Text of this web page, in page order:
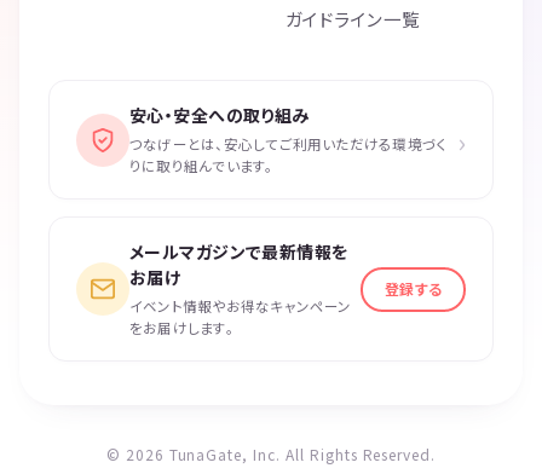
ガイドライン一覧
安心・安全への取り組み
つなげーとは、安心してご利用いただける環境づく
りに取り組んでいます。
›
メールマガジンで最新情報を
お届け
イベント情報やお得なキャンペーン
をお届けします。
登録する
© 2026 TunaGate, Inc. All Rights Reserved.